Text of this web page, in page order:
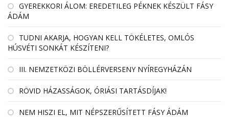
GYEREKKORI ÁLOM: EREDETILEG PÉKNEK KÉSZÜLT FÁSY
ÁDÁM
TUDNI AKARJA, HOGYAN KELL TÖKÉLETES, OMLÓS
HÚSVÉTI SONKÁT KÉSZÍTENI?
III. NEMZETKÖZI BÖLLÉRVERSENY NYÍREGYHÁZÁN
RÖVID HÁZASSÁGOK, ÓRIÁSI TARTÁSDÍJAK!
NEM HISZI EL, MIT NÉPSZERŰSÍTETT FÁSY ÁDÁM